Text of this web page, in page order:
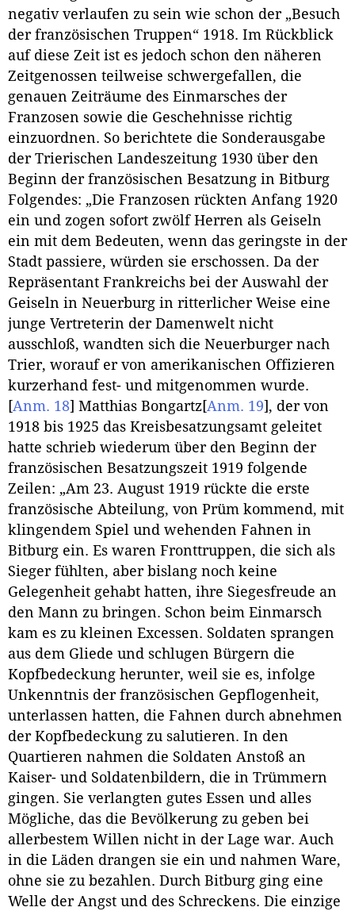
negativ verlaufen zu sein wie schon der „Besuch
der französischen Truppen“ 1918. Im Rückblick
auf diese Zeit ist es jedoch schon den näheren
Zeitgenossen teilweise schwergefallen, die
genauen Zeiträume des Einmarsches der
Franzosen sowie die Geschehnisse richtig
einzuordnen. So berichtete die Sonderausgabe
der Trierischen Landeszeitung 1930 über den
Beginn der französischen Besatzung in Bitburg
Folgendes: „Die Franzosen rückten Anfang 1920
ein und zogen sofort zwölf Herren als Geiseln
ein mit dem Bedeuten, wenn das geringste in der
Stadt passiere, würden sie erschossen. Da der
Repräsentant Frankreichs bei der Auswahl der
Geiseln in Neuerburg in ritterlicher Weise eine
junge Vertreterin der Damenwelt nicht
ausschloß, wandten sich die Neuerburger nach
Trier, worauf er von amerikanischen Offizieren
kurzerhand fest- und mitgenommen wurde.
[Anm. 18] Matthias Bongartz[Anm. 19] , der von
1918 bis 1925 das Kreisbesatzungsamt geleitet
hatte schrieb wiederum über den Beginn der
französischen Besatzungszeit 1919 folgende
Zeilen: „Am 23. August 1919 rückte die erste
französische Abteilung, von Prüm kommend, mit
klingendem Spiel und wehenden Fahnen in
Bitburg ein. Es waren Fronttruppen, die sich als
Sieger fühlten, aber bislang noch keine
Gelegenheit gehabt hatten, ihre Siegesfreude an
den Mann zu bringen. Schon beim Einmarsch
kam es zu kleinen Excessen. Soldaten sprangen
aus dem Gliede und schlugen Bürgern die
Kopfbedeckung herunter, weil sie es, infolge
Unkenntnis der französischen Gepflogenheit,
unterlassen hatten, die Fahnen durch abnehmen
der Kopfbedeckung zu salutieren. In den
Quartieren nahmen die Soldaten Anstoß an
Kaiser- und Soldatenbildern, die in Trümmern
gingen. Sie verlangten gutes Essen und alles
Mögliche, das die Bevölkerung zu geben bei
allerbestem Willen nicht in der Lage war. Auch
in die Läden drangen sie ein und nahmen Ware,
ohne sie zu bezahlen. Durch Bitburg ging eine
Welle der Angst und des Schreckens. Die einzige